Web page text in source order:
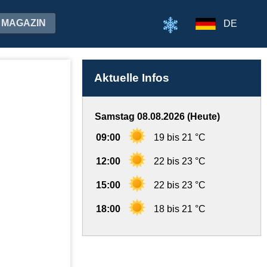
MAGAZIN DE
Aktuelle Infos
Samstag 08.08.2026 (Heute)
09:00 19 bis 21 °C
12:00 22 bis 23 °C
15:00 22 bis 23 °C
18:00 18 bis 21 °C